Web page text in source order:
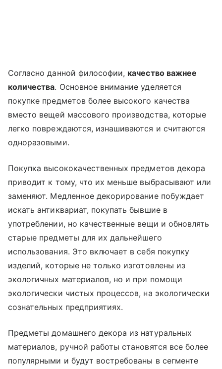
Согласно данной философии, качество важнее
количества. Основное внимание уделяется
покупке предметов более высокого качества
вместо вещей массового производства, которые
легко повреждаются, изнашиваются и считаются
одноразовыми.
Покупка высококачественных предметов декора
приводит к тому, что их меньше выбрасывают или
заменяют. Медленное декорирование побуждает
искать антиквариат, покупать бывшие в
употреблении, но качественные вещи и обновлять
старые предметы для их дальнейшего
использования. Это включает в себя покупку
изделий, которые не только изготовлены из
экологичных материалов, но и при помощи
экологически чистых процессов, на экологически
сознательных предприятиях.
Предметы домашнего декора из натуральных
материалов, ручной работы становятся все более
популярными и будут востребованы в сегменте